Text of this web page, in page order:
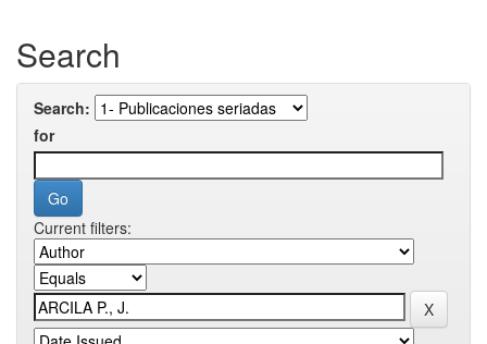
Search
Search:
for
Current filters: